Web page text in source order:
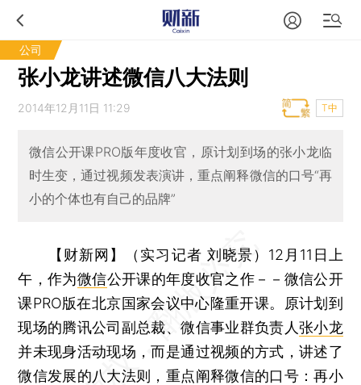
公司
张小龙讲述微信八大法则
2014年12月11日 11:29 T中
微信公开课PRO版年度收官，原计划到场的张小龙临
时生变，通过视频发表演讲，重点阐释微信的口号“再
小的个体也有自己的品牌”
【财新网】（实习记者 刘晓景） 12月11日上
午，作为微信公开课的年度收官之作－－微信公开
课PRO版在北京国家会议中心隆重开课。原计划到
现场的腾讯公司副总裁、微信事业群负责人张小龙
并未现身活动现场，而是通过视频的方式，讲述了
微信发展的八大法则，重点阐释微信的口号：再小